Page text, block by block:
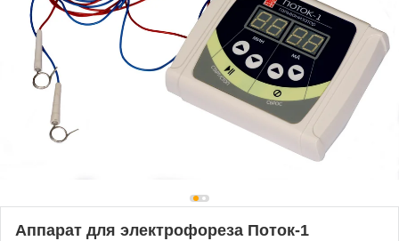
Аппарат для электрофореза Поток-1